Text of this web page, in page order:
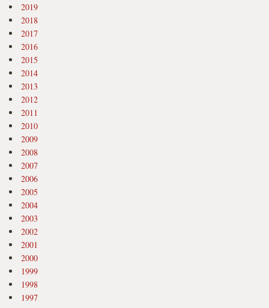
2019
2018
2017
2016
2015
2014
2013
2012
2011
2010
2009
2008
2007
2006
2005
2004
2003
2002
2001
2000
1999
1998
1997